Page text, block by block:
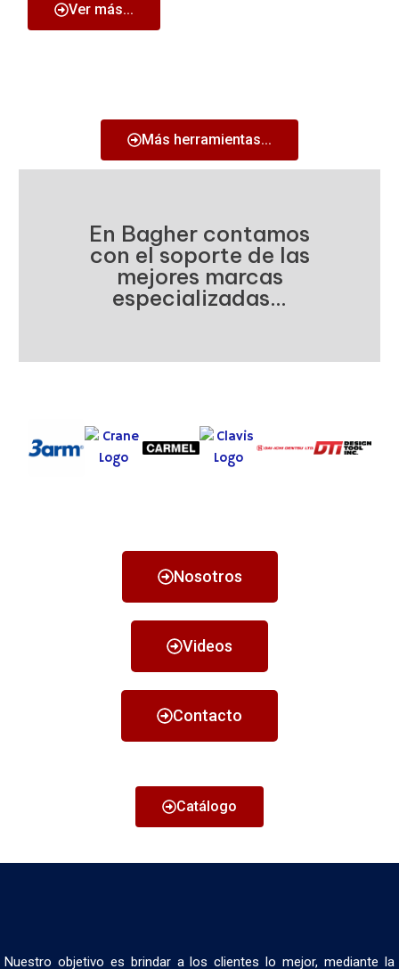
Ver más...
Más herramientas...
En Bagher contamos
con el soporte de las
mejores marcas
especializadas...
Nosotros
Videos
Contacto
Catálogo
Nuestro objetivo es brindar a los clientes lo mejor, mediante la